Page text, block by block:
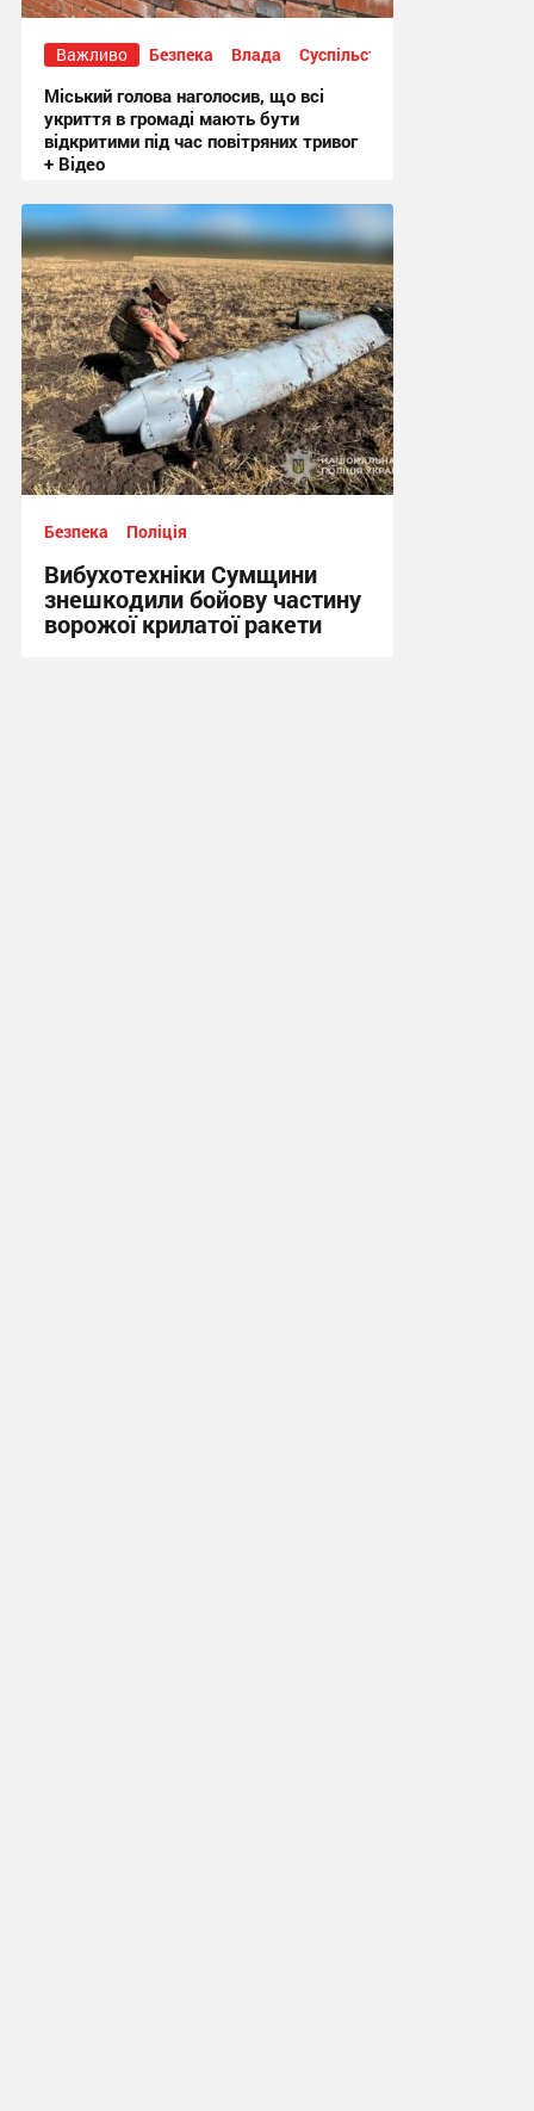
Важливо Безпека Влада Суспільство
Міський голова наголосив, що всі
укриття в громаді мають бути
відкритими під час повітряних тривог
+ Відео
20:50, 3.08.2026
Безпека Поліція
Вибухотехніки Сумщини
знешкодили бойову частину
ворожої крилатої ракети